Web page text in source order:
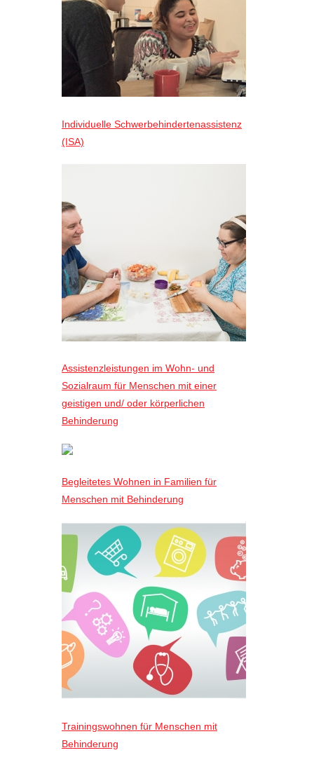
Individuelle Schwerbehindertenassistenz
(ISA)
Assistenzleistungen im Wohn- und
Sozialraum für Menschen mit einer
geistigen und/ oder körperlichen
Behinderung
Begleitetes Wohnen in Familien für
Menschen mit Behinderung
Trainingswohnen für Menschen mit
Behinderung